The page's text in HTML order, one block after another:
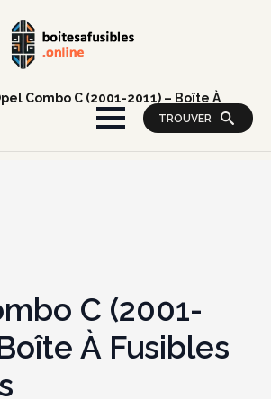
TROUVER
Combo C (2001-2011) – Boîte À
C (2001-
À Fusibles